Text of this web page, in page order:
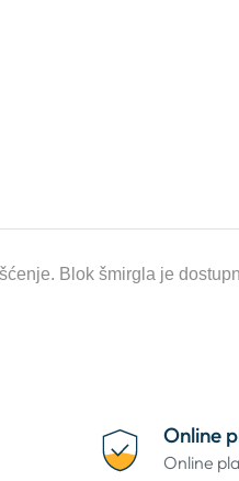
Blok šmirgla je
Online
Online